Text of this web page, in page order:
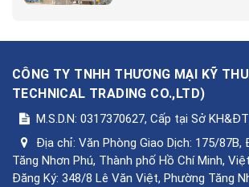
CÔNG TY TNHH THƯƠNG MẠI KỸ
TECHNICAL TRADING CO.,LTD)
M.S.D.N: 0317370627, Cấp tại Sở
Địa chỉ: Văn Phòng Giao Dịch: 175/87B,
Tăng Nhơn Phú, Thành phố Hồ Chí Minh,
Đăng Ký: 348/8 Lê Văn Việt, Phường Tăng